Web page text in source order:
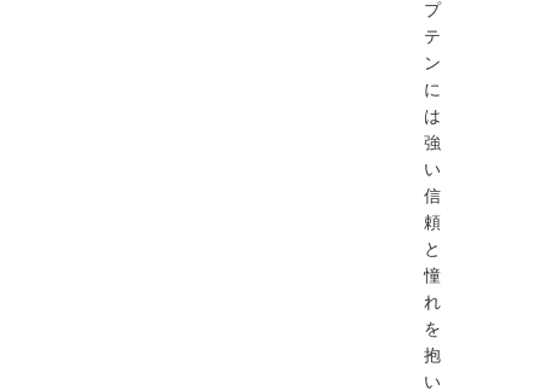
プ
テ
ン
に
は
強
い
信
頼
と
憧
れ
を
抱
い